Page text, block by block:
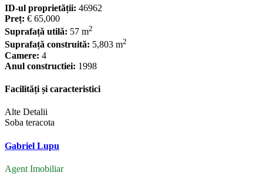
ID-ul proprietății: 46962
Preț: € 65,000
Suprafață utilă: 57 m2
Suprafață construită: 5,803 m2
Camere: 4
Anul constructiei: 1998
Facilități și caracteristici
Alte Detalii
Soba teracota
Gabriel Lupu
Agent Imobiliar